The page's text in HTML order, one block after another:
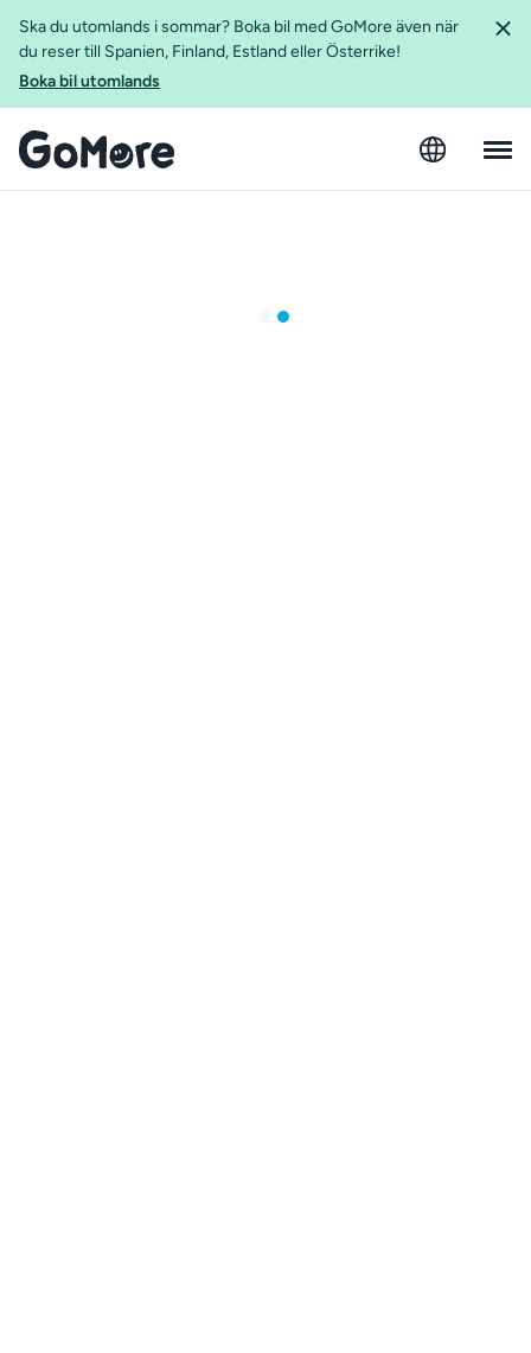
Ska du utomlands i sommar? Boka bil med GoMore även när
du reser till Spanien, Finland, Estland eller Österrike!
Boka bil utomlands